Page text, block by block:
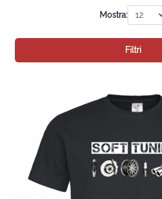
Mostra:
Filtri